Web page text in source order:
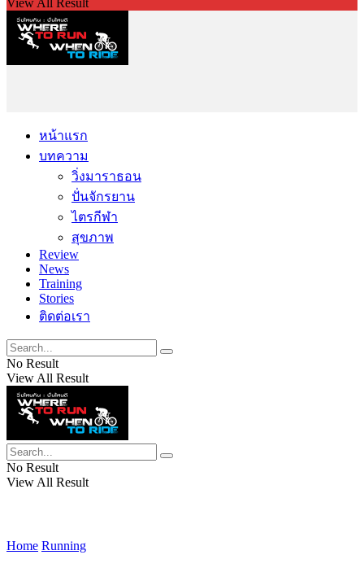
View All Result
หน้าแรก
บทความ
วิ่งมาราธอน
ปั่นจักรยาน
ไตรกีฬา
สุขภาพ
Review
News
Training
Stories
ติดต่อเรา
No Result
View All Result
No Result
View All Result
Home Running